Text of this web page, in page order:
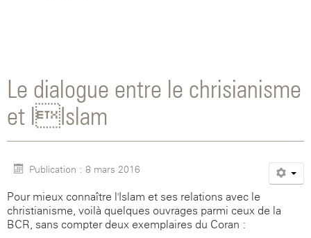
Le dialogue entre le chrisianisme
et lIslam
Publication : 8 mars 2016
Pour mieux connaître l'Islam et ses relations avec le
christianisme, voilà quelques ouvrages parmi ceux de la
BCR, sans compter deux exemplaires du Coran :